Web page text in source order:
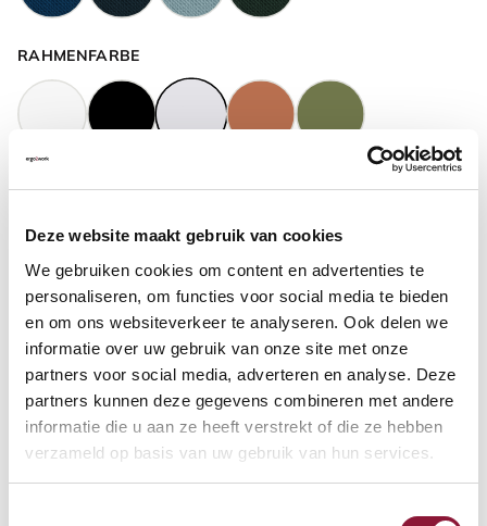
Deze website maakt gebruik van cookies
We gebruiken cookies om content en advertenties te
personaliseren, om functies voor social media te bieden
en om ons websiteverkeer te analyseren. Ook delen we
informatie over uw gebruik van onze site met onze
partners voor social media, adverteren en analyse. Deze
partners kunnen deze gegevens combineren met andere
informatie die u aan ze heeft verstrekt of die ze hebben
verzameld op basis van uw gebruik van hun services.
RAHMENFARBE
GASFEDERHÖHE
BODENKONTAKT
FUSSRING ?